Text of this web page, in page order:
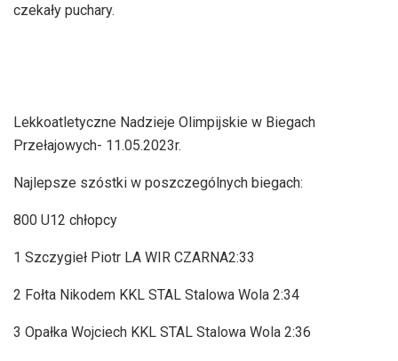
czekały puchary.
Lekkoatletyczne Nadzieje Olimpijskie w Biegach
Przełajowych- 11.05.2023r.
Najlepsze szóstki w poszczególnych biegach:
800 U12 chłopcy
1 Szczygieł Piotr LA WIR CZARNA2:33
2 Fołta Nikodem KKL STAL Stalowa Wola 2:34
3 Opałka Wojciech KKL STAL Stalowa Wola 2:36